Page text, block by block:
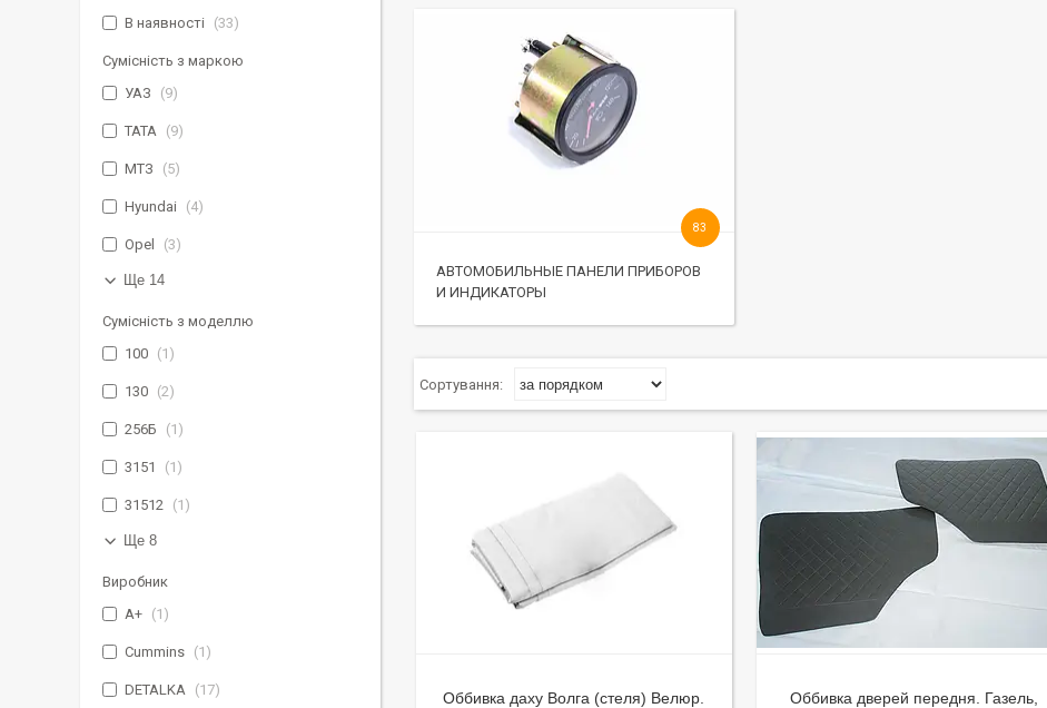
АВТОМОБИЛЬНЫЕ ПАНЕЛИ ПРИБОРОВ
И ИНДИКАТОРЫ
83
Оббивка даху Волга (стеля) Велюр.
Оббивка дверей передня. Газель,
В наявності
33
Сумісність з маркою
УАЗ
9
TATA 9
МТЗ 5
Hyundai 4
Opel 3
Ще 14
Сумісність з моделлю
100
1
130 2
256Б 1
3151 1
31512 1
Ще 8
Виробник
A+
1
Cummins 1
DETALKA 17